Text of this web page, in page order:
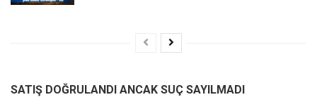
SATIŞ DOĞRULANDI ANCAK SUÇ SAYILMADI